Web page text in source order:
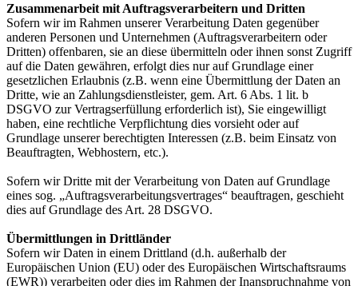
Zusammenarbeit mit Auftragsverarbeitern und Dritten
Sofern wir im Rahmen unserer Verarbeitung Daten gegenüber
anderen Personen und Unternehmen (Auftragsverarbeitern oder
Dritten) offenbaren, sie an diese übermitteln oder ihnen sonst Zugriff
auf die Daten gewähren, erfolgt dies nur auf Grundlage einer
gesetzlichen Erlaubnis (z.B. wenn eine Übermittlung der Daten an
Dritte, wie an Zahlungsdienstleister, gem. Art. 6 Abs. 1 lit. b
DSGVO zur Vertragserfüllung erforderlich ist), Sie eingewilligt
haben, eine rechtliche Verpflichtung dies vorsieht oder auf
Grundlage unserer berechtigten Interessen (z.B. beim Einsatz von
Beauftragten, Webhostern, etc.).
Sofern wir Dritte mit der Verarbeitung von Daten auf Grundlage
eines sog. „Auftragsverarbeitungsvertrages“ beauftragen, geschieht
dies auf Grundlage des Art. 28 DSGVO.
Übermittlungen in Drittländer
Sofern wir Daten in einem Drittland (d.h. außerhalb der
Europäischen Union (EU) oder des Europäischen Wirtschaftsraums
(EWR)) verarbeiten oder dies im Rahmen der Inanspruchnahme von